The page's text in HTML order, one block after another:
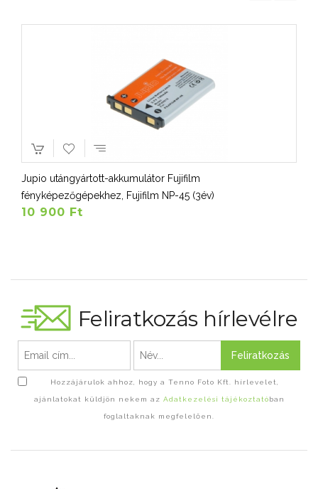
Jupio utángyártott-akkumulátor Fujifilm
fényképezőgépekhez, Fujifilm NP-45 (3év)
10 900 Ft
Feliratkozás hírlevélre
Feliratkozás
Hozzájárulok ahhoz, hogy a Tenno Foto Kft. hírlevelet,
ajánlatokat küldjön nekem az Adatkezelési tájékoztatóban
foglaltaknak megfelelően.